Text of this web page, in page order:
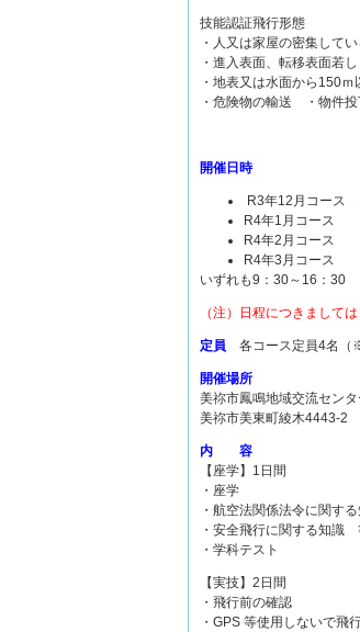
技能認証飛行形態
・人又は家屋の密集して
・進入表面、転移表面若
・地表又は水面から150
・危険物の輸送 ・物件投
開催日時
R3年12月コース
R4年1月コース 1
R4年2月コース 2
R4年3月コース 3
いずれも9：30～16：30
（注）日程につきまして
定員 各コース定員4名（
開催場所
美祢市鳳鳴地域交流センタ
美祢市美東町綾木4443-2
内 容
【座学】1日間
・座学
・航空法関係法令に関す
・安全飛行に関する知識
・学科テスト
【実技】2日間
・飛行前の確認
・GPS 等使用しないで飛